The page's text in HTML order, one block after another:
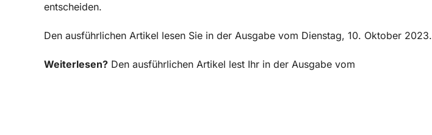
entscheiden.
Den ausführlichen Artikel lesen Sie in der Ausgabe vom Dienstag, 10. Oktober 2023.
Weiterlesen? Den ausführlichen Artikel lest Ihr in der Ausgabe vom